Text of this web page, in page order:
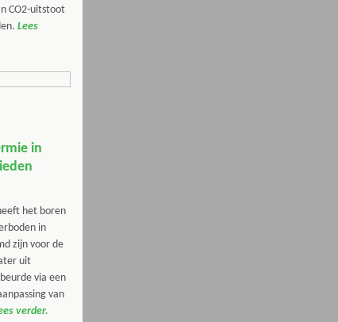
CO2-uitstoot
Lees
in
het boren
in
zijn voor de
uit
via een
van
verder.